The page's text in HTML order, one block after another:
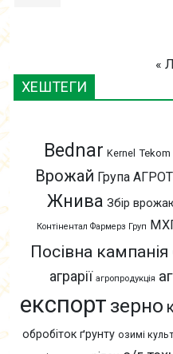
«
ХЕШТЕГИ
Bednar Kernel Tekom
Врожай Група
Жнива Збір
Контінентал Фармерз Груп
Посівна кампанія
аграрії агропродукція
експорт зерно
обробіток ґрунту озимі